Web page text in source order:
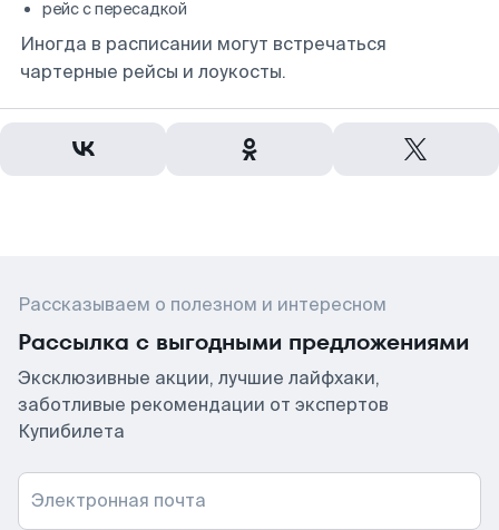
рейс с пересадкой
Иногда в расписании могут встречаться
чартерные рейсы и лоукосты.
Рассказываем о полезном и интересном
Рассылка с выгодными предложениями
Эксклюзивные акции, лучшие лайфхаки,
заботливые рекомендации от экспертов
Купибилета
Электронная почта